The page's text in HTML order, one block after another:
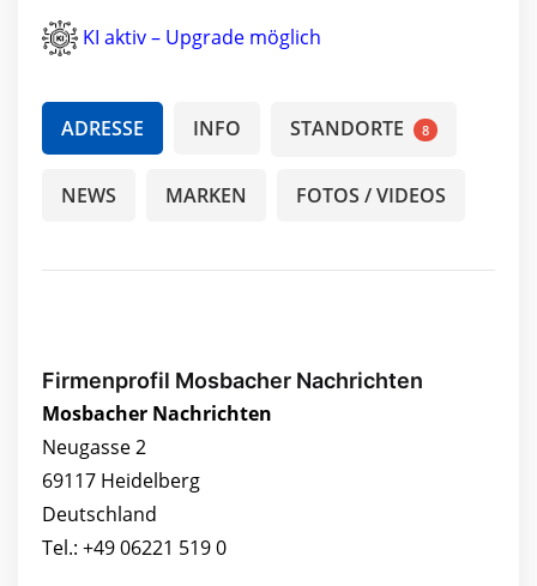
KI aktiv – Upgrade möglich
ADRESSE INFO STANDORTE 8
NEWS MARKEN FOTOS / VIDEOS
Firmenprofil Mosbacher Nachrichten
Mosbacher Nachrichten
Neugasse 2
69117 Heidelberg
Deutschland
Tel.: +49 06221 519 0